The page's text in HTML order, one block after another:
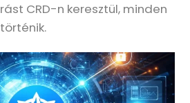
CRD-n keresztül, minden